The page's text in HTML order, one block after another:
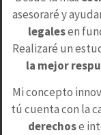
asesoraré y
legalesen
Realizaré un
la mejor
Mi concepto
tú cuenta con la
derechose